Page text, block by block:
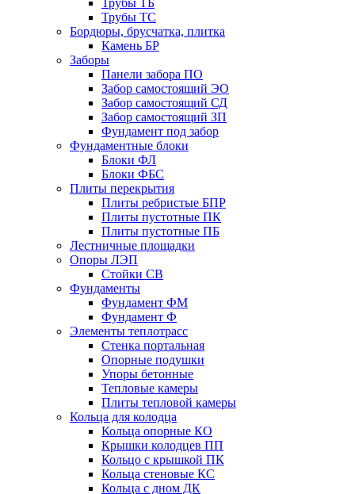
Трубы ТБ
Трубы ТС
Бордюры, брусчатка, плитка
Камень БР
Заборы
Панели забора ПО
Забор самостоящий ЭО
Забор самостоящий СД
Забор самостоящий ЗП
Фyндамент под забор
Фундаментные блоки
Блоки ФЛ
Блоки ФБС
Плиты перекрытия
Плиты ребристые БПР
Плиты пустотные ПК
Плиты пустотные ПБ
Лестничные площадки
Опоры ЛЭП
Стойки СВ
Фундаменты
Фyндамент ФМ
Фyндамент Ф
Элементы теплотрасс
Стенка портальная
Опорные подушки
Упоры бетонные
Тепловые камеры
Плиты тепловой камеры
Кольца для колодца
Кольца опорные КО
Крышки колодцев ПП
Кольцо с крышкой ПК
Кольца стеновые КС
Кольца с дном ДК